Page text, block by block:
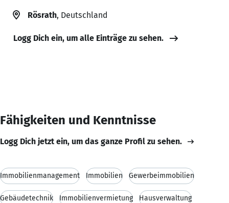
Rösrath, Deutschland
Logg Dich ein, um alle Einträge zu sehen.
Fähigkeiten und Kenntnisse
Logg Dich jetzt ein, um das ganze Profil zu sehen.
Immobilienmanagement Immobilien Gewerbeimmobilien
Gebäudetechnik Immobilienvermietung Hausverwaltung